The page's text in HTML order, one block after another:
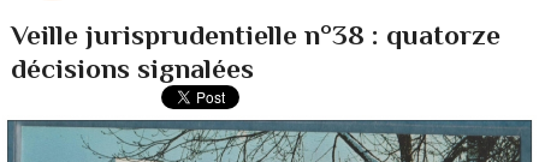
Veille jurisprudentielle n°38 : quatorze
décisions signalées